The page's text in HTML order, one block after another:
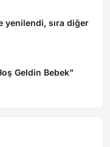
yenilendi, sıra diğer
Geldin Bebek”